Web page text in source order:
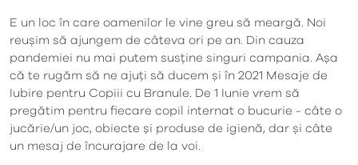
E un loc în care oamenilor le vine greu să meargă. Noi
reușim să ajungem de câteva ori pe an. Din cauza
pandemiei nu mai putem susține singuri campania. Așa
că te rugăm să ne ajuți să ducem și în 2021 Mesaje de
Iubire pentru Copiii cu Branule. De 1 Iunie vrem să
pregătim pentru fiecare copil internat o bucurie - câte o
jucărie/un joc, obiecte și produse de igienă, dar și câte
un mesaj de încurajare de la voi.